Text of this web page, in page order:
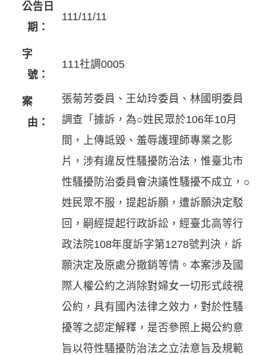
公告日
期：
111/11/11
字
號：
111社調0005
案
由：
張菊芳委員、王幼玲委員、林國明委員
調查「據訴，為○姓民眾於106年10月
間，上傳詆毀、羞辱護理師專業之影
片，涉有違反性騷擾防治法，惟臺北市
性騷擾防治委員會決議性騷擾不成立，○
姓民眾不服，提起訴願，遭訴願決定駁
回，嗣經提起行政訴訟，經臺北高等行
政法院108年度訴字第1278號判決，訴
願決定及原處分撤銷等情。本案涉及國
際人權公約之消除對婦女一切形式歧視
公約，具有國內法律之效力，對於性騷
擾等之認定解釋，是否參照上揭公約意
旨以符性騷擾防治法之立法意旨及規範